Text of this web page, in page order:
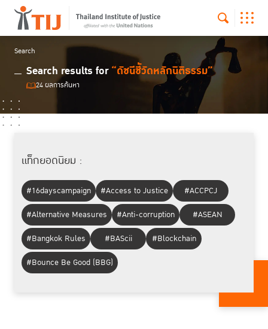
Search
Search results for“ดัชนีชี้วัดหลักนิติธรรม”
24 ผลการค้นหา
แท็กยอดนิยม :
#16dayscampaign #Access to Justice
#ACCPCJ
#Alternative Measures
#Anti-corruption
#ASEAN
#Bangkok Rules
#BAScii
#Blockchain
#Bounce Be Good (BBG)